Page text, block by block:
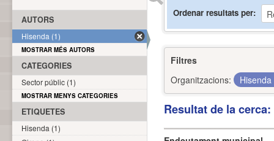
Ordenar resultats per
Filtres
Organitzacions:
Hisenda
Resultat de la
AUTORS
Hisenda (1)
MOSTRAR MÉS AUTORS
CATEGORIES
Sector públic (1)
MOSTRAR MENYS CATEGORIES
ETIQUETES
Hisenda (1)